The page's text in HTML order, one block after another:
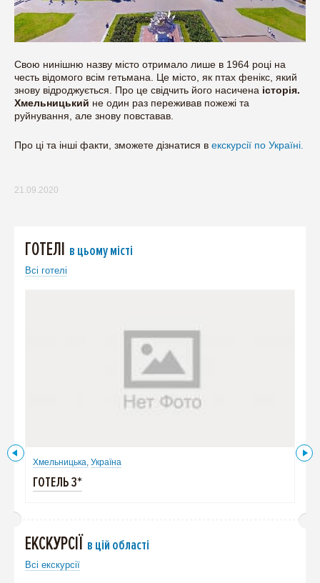
Свою нинішню назву місто отримало лише в 1964 році на
честь відомого всім гетьмана. Це місто, як птах фенікс, який
знову відроджується. Про це свідчить його насичена історія.
Хмельницький не один раз переживав пожежі та
руйнування, але знову повставав.
Про ці та інші факти, зможете дізнатися в екскурсії по Україні.
21.09.2020
ГОТЕЛІ в цьому місті
Всі готелі
Хмельницька, Україна
ГОТЕЛЬ 3*
ЕКСКУРСІЇ в цій області
Всі екскурсії